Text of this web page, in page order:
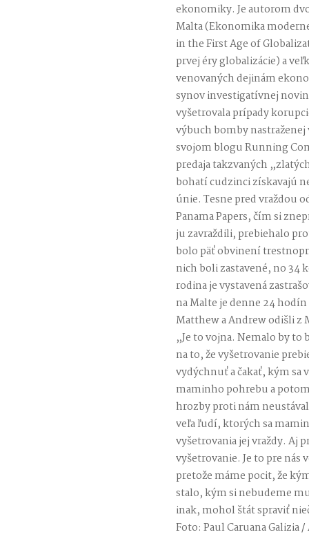
ekonomiky. Je autorom
Malta (Ekonomika
in the First Age of
prvej éry globalizácie) a
venovaných dejinám
synov investigatívnej
vyšetrovala prípady
výbuch bomby nastraženej
svojom blogu Running
predaja takzvaných
bohatí cudzinci získavajú
únie. Tesne pred vraždou
Panama Papers, čím si
ju zavraždili, prebiehalo
bolo päť obvinení
nich boli zastavené, no 34
rodina je vystavená
na Malte je denne 24
Matthew a Andrew odišli z
„Je to vojna. Nemalo by
na to, že vyšetrovanie
vydýchnuť a čakať, kým sa
maminho pohrebu a
hrozby proti nám
veľa ľudí, ktorých sa
vyšetrovania jej vraždy. Aj
vyšetrovanie. Je to pre
pretože máme pocit, že
stalo, kým si nebudeme
inak, mohol štát spraviť
Foto: Paul Caruana Galizia